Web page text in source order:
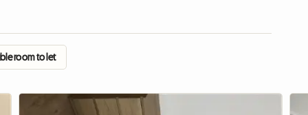
room to let